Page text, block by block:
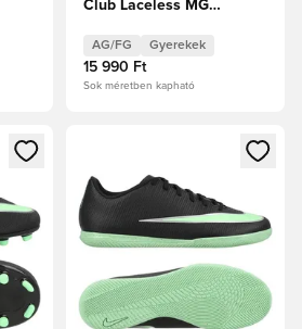
Club Laceless MG
Green Gyerek
AG/FG Gyerekek
15 990 Ft
Sok méretben kapható
bejelentkezéshez vagy a tagként
Megnyit egy modált a